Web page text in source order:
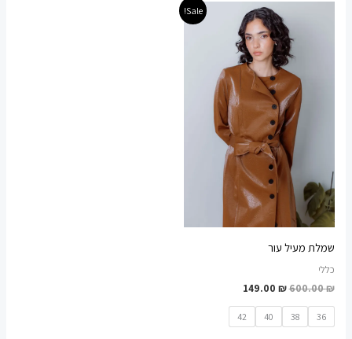
Sale!
שמלת מעיל עור
כללי
600.00₪
המחיר
המקורי
היה:
600.00 ₪.
149.00 ₪
הנוכחי
הוא:
149.00 ₪.
36
38
40
42
למוצר
מספר
סוגים.
ניתן
לבחור
את
האפשרויות
בעמוד
המוצר